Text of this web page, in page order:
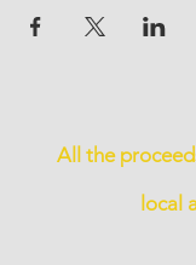
All the
local